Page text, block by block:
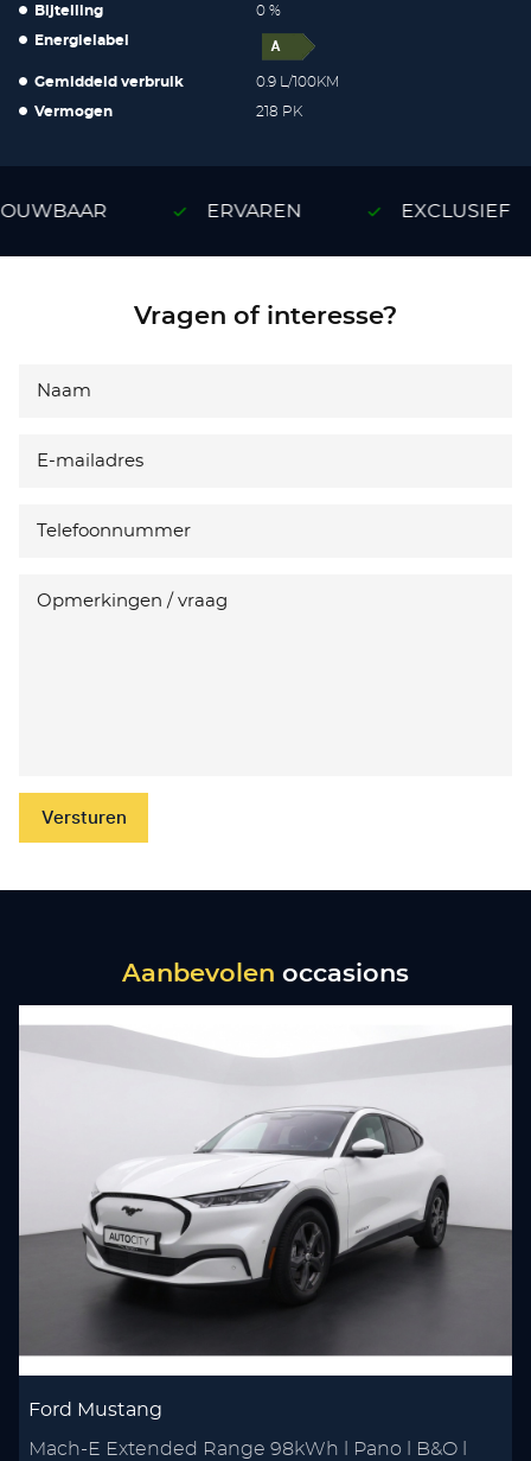
Bijtelling 0 %
Energielabel
Gemiddeld verbruik 0.9 L/100KM
Vermogen 218 PK
ERVAREN EXCLUSIEF
Vragen of interesse?
Versturen
Aanbevolen occasions
Ford Mustang
Mach-E Extended Range 98kWh l Pano l B&O l